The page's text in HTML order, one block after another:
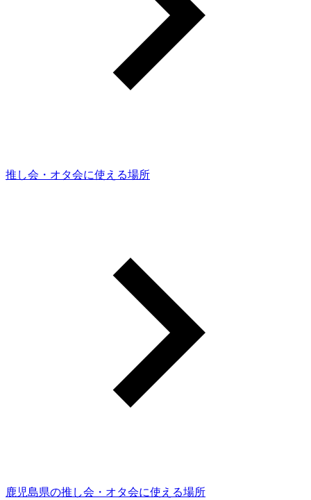
推し会・オタ会に使える場所
鹿児島県の推し会・オタ会に使える場所